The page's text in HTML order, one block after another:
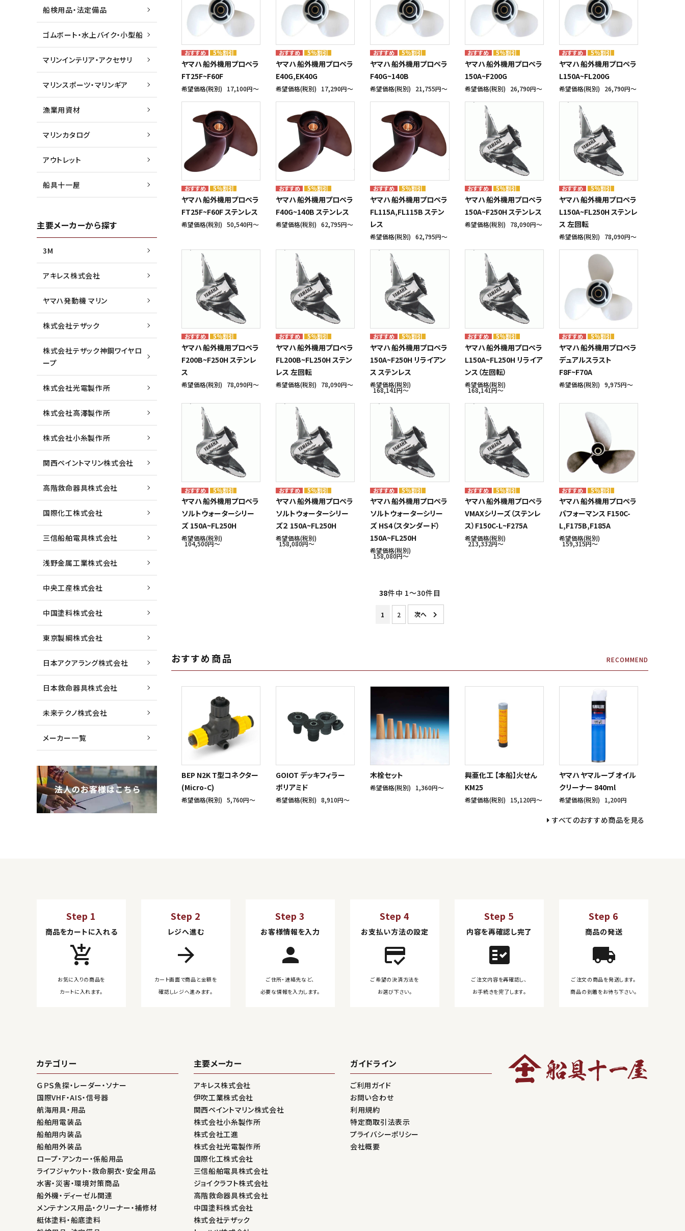
5%割引
ヤマハ 船外機用プロペラ
FT25F~F60F
希望価格(税別) 17,100円〜
5%割引
ヤマハ 船外機用プロペラ
E40G,EK40G
希望価格(税別) 17,290円〜
5%割引
ヤマハ 船外機用プロペラ
F40G~140B
希望価格(税別) 21,755円〜
5%割引
ヤマハ 船外機用プロペラ
150A~F200G
希望価格(税別) 26,790円〜
5%割引
ヤマハ 船外機用プロペラ
L150A~FL200G
希望価格(税別) 26,790円〜
5%割引
ヤマハ 船外機用プロペラ
FT25F~F60F ステンレス
希望価格(税別) 50,540円〜
5%割引
ヤマハ 船外機用プロペラ
F40G~140B ステンレス
希望価格(税別) 62,795円〜
5%割引
ヤマハ 船外機用プロペラ
FL115A,FL115B ステン
レス
希望価格(税別) 62,795円〜
5%割引
ヤマハ 船外機用プロペラ
150A~F250H ステンレス
希望価格(税別) 78,090円〜
5%割引
ヤマハ 船外機用プロペラ
L150A~FL250H ステンレ
ス 左回転
希望価格(税別) 78,090円〜
5%割引
ヤマハ 船外機用プロペラ
F200B~F250H ステンレ
ス
希望価格(税別) 78,090円〜
5%割引
ヤマハ 船外機用プロペラ
FL200B~FL250H ステン
レス 左回転
希望価格(税別) 78,090円〜
5%割引
ヤマハ 船外機用プロペラ
150A~F250H リライアン
ス ステンレス
希望価格(税別)
168,141円〜
5%割引
ヤマハ 船外機用プロペラ
L150A~FL250H リライア
ンス（左回転）
希望価格(税別)
168,141円〜
5%割引
ヤマハ 船外機用プロペラ
デュアルスラスト
F8F~F70A
希望価格(税別) 9,975円〜
5%割引
ヤマハ 船外機用プロペラ
ソルトウォーターシリー
ズ 150A~FL250H
希望価格(税別)
104,500円〜
5%割引
ヤマハ 船外機用プロペラ
ソルトウォーターシリー
ズ２ 150A~FL250H
希望価格(税別)
158,080円〜
5%割引
ヤマハ 船外機用プロペラ
ソルトウォーターシリー
ズ HS4（スタンダード）
150A~FL250H
希望価格(税別)
158,080円〜
5%割引
ヤマハ 船外機用プロペラ
VMAXシリーズ（ステンレ
ス）F150C-L~F275A
希望価格(税別)
213,332円〜
5%割引
ヤマハ 船外機用プロペラ
パフォーマンス F150C-
L,F175B,F185A
希望価格(税別)
159,315円〜
38件中 1〜30件目
1 2
おすすめ商品 RECOMMEND
BEP N2K T型コネクター
(Micro-C)
希望価格(税別) 5,760円〜
GOIOT デッキフィラー
ポリアミド
希望価格(税別) 8,910円〜
木栓セット
希望価格(税別) 1,360円〜
興亜化工 【本船】火せん
KM25
希望価格(税別) 15,120円〜
ヤマハ ヤマルーブ オイル
クリーナー 840ml
希望価格(税別) 1,200円
すべてのおすすめ商品を見る
船検用品・法定備品
ゴムボート・水上バイク・小型船
マリンインテリア・アクセサリ
マリンスポーツ・マリンギア
漁業用資材
マリンカタログ
アウトレット
船具十一屋
主要メーカーから探す
3M
アキレス株式会社
ヤマハ発動機 マリン
株式会社テザック
株式会社テザック神鋼ワイヤロ
ープ
株式会社光電製作所
株式会社高澤製作所
株式会社小糸製作所
関西ペイントマリン株式会社
高階救命器具株式会社
国際化工株式会社
三信船舶電具株式会社
浅野金属工業株式会社
中央工産株式会社
中国塗料株式会社
東京製綱株式会社
日本アクアラング株式会社
日本救命器具株式会社
未来テクノ株式会社
メーカー一覧
Step 1
商品をカートに入れる
add_shopping_cart
お気に入りの商品を
カートに入れます。
Step 2
レジへ進む
arrow_forward
カート画面で商品と金額を
確認しレジへ進みます。
Step 3
お客様情報を入力
person
ご住所・連絡先など、
必要な情報を入力します。
Step 4
お支払い方法の設定
credit_score
ご希望の決済方法を
お選び下さい。
Step 5
内容を再確認し完了
fact_check
ご注文内容を再確認し、
お手続きを完了します。
Step 6
商品の発送
local_shipping
ご注文の商品を発送します。
商品の到着をお待ち下さい。
カテゴリー
ＧＰＳ魚探・レーダー・ソナー
国際VHF・AIS・信号器
航海用具・用品
船舶用電装品
船舶用内装品
船舶用外装品
ロープ・アンカー・係船用品
ライフジャケット・救命胴衣・安全用品
水害・災害・環境対策商品
船外機・ディーゼル関連
メンテナンス用品・クリーナー・補修材
艇体塗料・船底塗料
主要メーカー
アキレス株式会社
伊吹工業株式会社
関西ペイントマリン株式会社
株式会社小糸製作所
株式会社工進
株式会社光電製作所
国際化工株式会社
三信船舶電具株式会社
ジョイクラフト株式会社
高階救命器具株式会社
中国塗料株式会社
株式会社テザック
ガイドライン
ご利用ガイド
お問い合わせ
利用規約
特定商取引法表示
プライバシーポリシー
会社概要